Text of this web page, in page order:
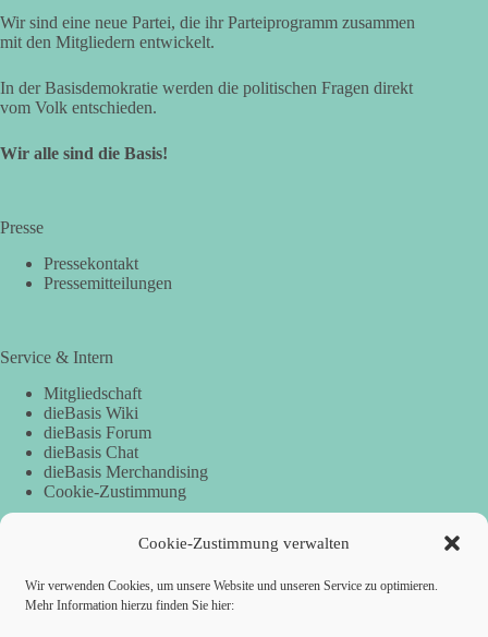
Cookie-Zustimmung verwalten
Wir verwenden Cookies, um unsere Website und unseren Service zu optimieren.
Mehr Information hierzu finden Sie hier:
Wir sind eine neue Partei, die ihr Parteiprogramm zusammen
mit den Mitgliedern entwickelt.
In der Basisdemokratie werden die politischen Fragen direkt
vom Volk entschieden.
Wir alle sind die Basis!
Presse
Pressekontakt
Pressemitteilungen
Service & Intern
Mitgliedschaft
dieBasis Wiki
dieBasis Forum
dieBasis Chat
dieBasis Merchandising
Cookie-Zustimmung
Per Banküberweisung: